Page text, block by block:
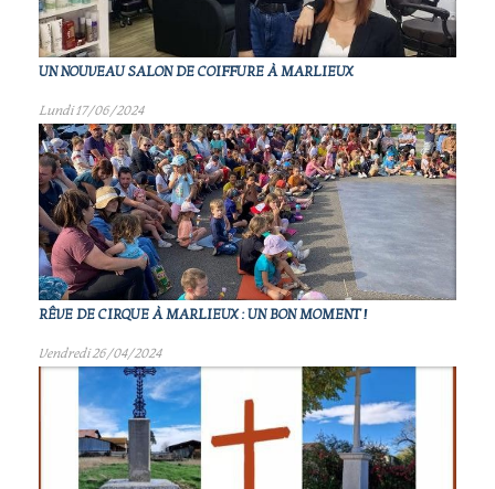
UN NOUVEAU SALON DE COIFFURE À MARLIEUX
Lundi 17/06/2024
RÊVE DE CIRQUE À MARLIEUX : UN BON MOMENT !
Vendredi 26/04/2024